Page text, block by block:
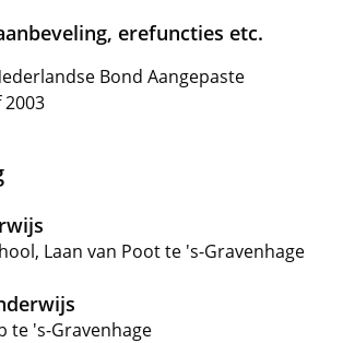
erefuncties etc.
Bond Aangepaste
Laan van Poot te 's-Gravenhage
te 's-Gravenhage